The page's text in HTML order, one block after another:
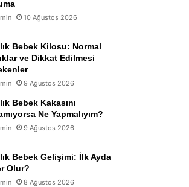
10 Ağustos 2026
Bebek Kilosu: Normal
ve Dikkat Edilmesi
9 Ağustos 2026
Bebek Kakasını
Ne Yapmalıyım?
9 Ağustos 2026
Bebek Gelişimi: İlk Ayda
Olur?
8 Ağustos 2026